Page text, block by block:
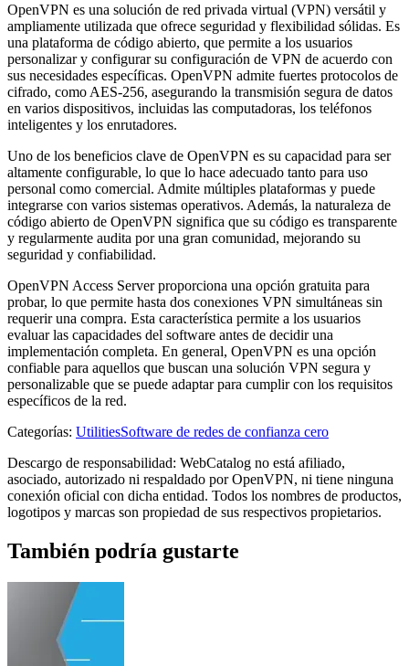
OpenVPN es una solución de red privada virtual (VPN) versátil y
ampliamente utilizada que ofrece seguridad y flexibilidad sólidas. Es
una plataforma de código abierto, que permite a los usuarios
personalizar y configurar su configuración de VPN de acuerdo con
sus necesidades específicas. OpenVPN admite fuertes protocolos de
cifrado, como AES-256, asegurando la transmisión segura de datos
en varios dispositivos, incluidas las computadoras, los teléfonos
inteligentes y los enrutadores.
Uno de los beneficios clave de OpenVPN es su capacidad para ser
altamente configurable, lo que lo hace adecuado tanto para uso
personal como comercial. Admite múltiples plataformas y puede
integrarse con varios sistemas operativos. Además, la naturaleza de
código abierto de OpenVPN significa que su código es transparente
y regularmente audita por una gran comunidad, mejorando su
seguridad y confiabilidad.
OpenVPN Access Server proporciona una opción gratuita para
probar, lo que permite hasta dos conexiones VPN simultáneas sin
requerir una compra. Esta característica permite a los usuarios
evaluar las capacidades del software antes de decidir una
implementación completa. En general, OpenVPN es una opción
confiable para aquellos que buscan una solución VPN segura y
personalizable que se puede adaptar para cumplir con los requisitos
específicos de la red.
Categorías: UtilitiesSoftware de redes de confianza cero
Descargo de responsabilidad: WebCatalog no está afiliado,
asociado, autorizado ni respaldado por OpenVPN, ni tiene ninguna
conexión oficial con dicha entidad. Todos los nombres de productos,
logotipos y marcas son propiedad de sus respectivos propietarios.
También podría gustarte